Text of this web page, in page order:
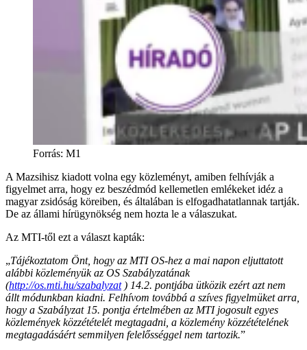
Forrás: M1
A Mazsihisz kiadott volna egy közleményt, amiben felhívják a
figyelmet arra, hogy ez beszédmód kellemetlen emlékeket idéz a
magyar zsidóság köreiben, és általában is elfogadhatatlannak tartják.
De az állami hírügynökség nem hozta le a válaszukat.
Az MTI-től ezt a választ kapták:
„Tájékoztatom Önt, hogy az MTI OS-hez a mai napon eljuttatott
alábbi közleményük az OS Szabályzatának
(http://os.mti.hu/szabalyzat) 14.2. pontjába ütközik ezért azt nem
állt módunkban kiadni. Felhívom továbbá a szíves figyelmüket arra,
hogy a Szabályzat 15. pontja értelmében az MTI jogosult egyes
közlemények közzétételét megtagadni, a közlemény közzétételének
megtagadásáért semmilyen felelősséggel nem tartozik.”